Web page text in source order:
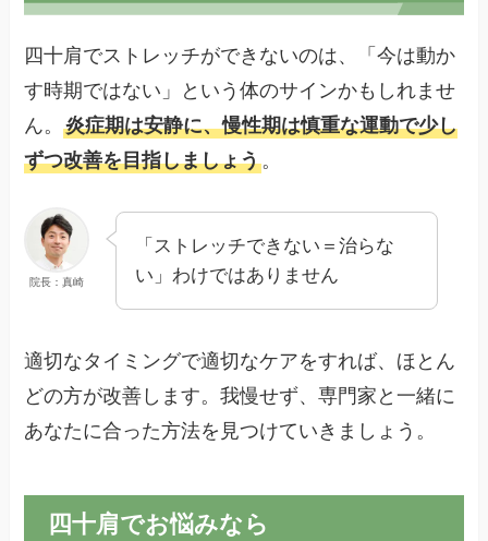
四十肩でストレッチができないのは、「今は動か
す時期ではない」という体のサインかもしれませ
ん。炎症期は安静に、慢性期は慎重な運動で少し
ずつ改善を目指しましょう。
院長：真崎
「ストレッチできない＝治らな
い」わけではありません
適切なタイミングで適切なケアをすれば、ほとん
どの方が改善します。我慢せず、専門家と一緒に
あなたに合った方法を見つけていきましょう。
四十肩でお悩みなら